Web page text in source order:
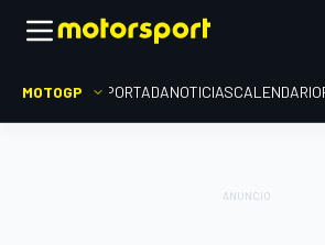
MOTOGP PORTADANOTICIASCALENDARIO